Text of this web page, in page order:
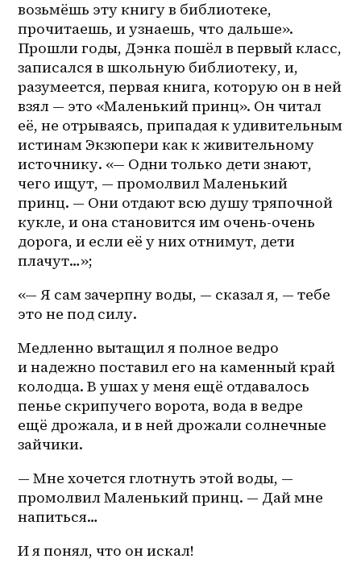
возьмёшь эту книгу в библиотеке,
прочитаешь, и узнаешь, что дальше».
Прошли годы, Дэнка пошёл в первый класс,
записался в школьную библиотеку, и,
разумеется, первая книга, которую он в ней
взял — это «Маленький принц». Он читал
её, не отрываясь, припадая к удивительным
истинам Экзюпери как к живительному
источнику. «— Одни только дети знают,
чего ищут, — промолвил Маленький
принц. — Они отдают всю душу тряпочной
кукле, и она становится им очень-очень
дорога, и если её у них отнимут, дети
плачут…»;
«— Я сам зачерпну воды, — сказал я, — тебе
это не под силу.
Медленно вытащил я полное ведро
и надежно поставил его на каменный край
колодца. В ушах у меня ещё отдавалось
пенье скрипучего ворота, вода в ведре
ещё дрожала, и в ней дрожали солнечные
зайчики.
— Мне хочется глотнуть этой воды, —
промолвил Маленький принц. — Дай мне
напиться…
И я понял, что он искал!